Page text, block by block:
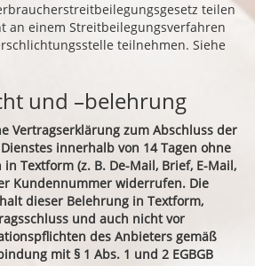
teilen
an einem Streitbeilegungsverfahren
teilnehmen. Siehe
und –belehrung
Vertragserklärung zum Abschluss der
innerhalb von 14 Tagen ohne
Textform (z. B. De-Mail, Brief, E-Mail,
Kundennummer widerrufen. Die
dieser Belehrung in Textform,
und auch nicht vor
des Anbieters gemäß
mit § 1 Abs. 1 und 2 EGBGB